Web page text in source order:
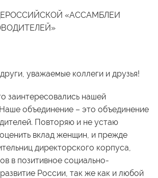
«АССАМБЛЕИ
уважаемые коллеги и друзья!
заинтересовались нашей
объединение – это объединение
Повторяю и не устаю
вклад женщин, и прежде
директорского корпуса,
в позитивное социально-
России, так же как и любой